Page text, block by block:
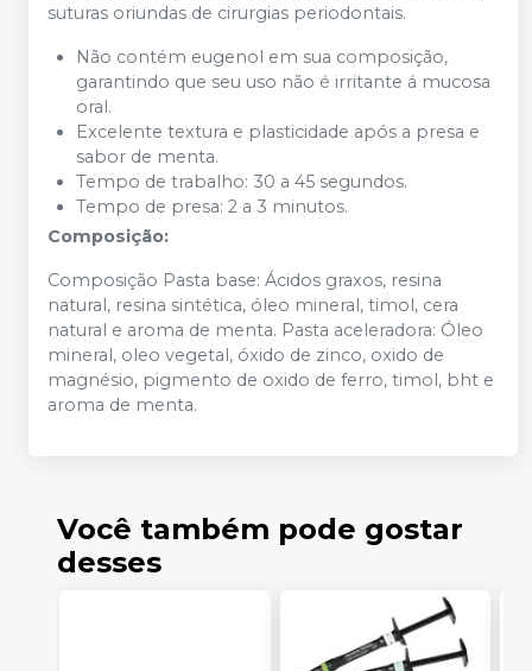
suturas oriundas de cirurgias periodontais.
Não contém eugenol em sua composição,
garantindo que seu uso não é irritante á mucosa
oral.
Excelente textura e plasticidade após a presa e
sabor de menta.
Tempo de trabalho: 30 a 45 segundos.
Tempo de presa: 2 a 3 minutos.
Composição:
Composição Pasta base: Ácidos graxos, resina
natural, resina sintética, óleo mineral, timol, cera
natural e aroma de menta. Pasta aceleradora: Óleo
mineral, oleo vegetal, óxido de zinco, oxido de
magnésio, pigmento de oxido de ferro, timol, bht e
aroma de menta.
Você também pode gostar
desses